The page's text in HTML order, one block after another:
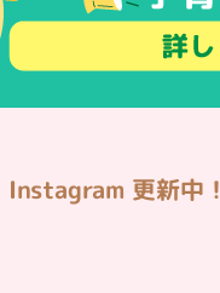
更新中！